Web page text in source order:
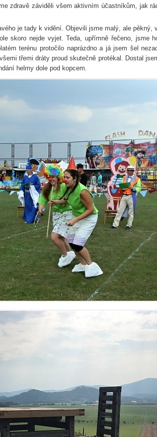
zdravě záviděli všem aktivním účastníkům, jak
je tady k vidění. Objevili jsme malý, ale pěkný,
skoro nejde vyjet. Teda, upřímně řečeno, jsme
terénu protočilo naprázdno a já jsem šel
třemi dráty proud skutečně protékal. Dostal
helmy dole pod kopcem.